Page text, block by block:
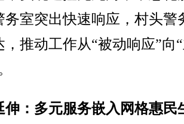
务室突出快速响应，村头警
，推动工作从“被动响应”向
：多元服务嵌入网格惠民